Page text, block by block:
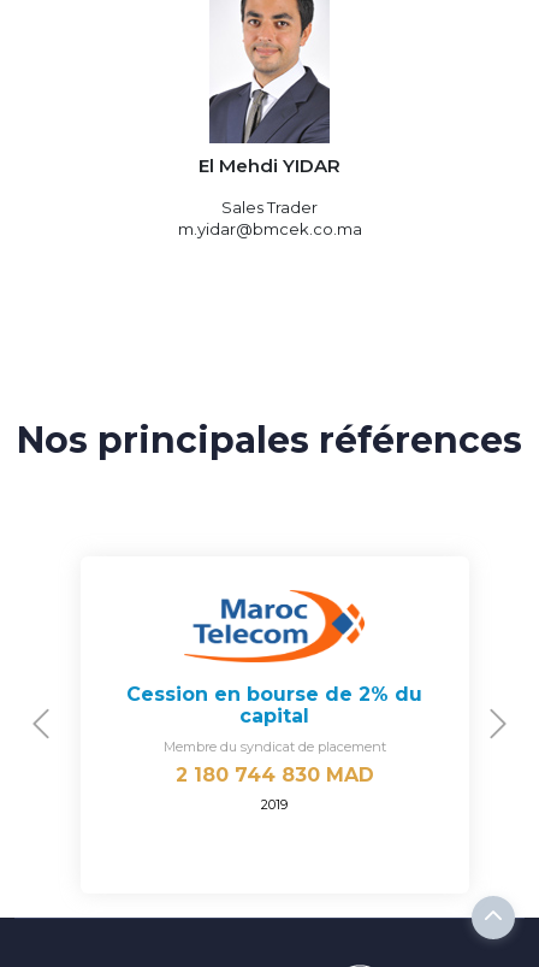
El Mehdi YIDAR
Sales Trader
m.yidar@bmcek.co.ma
Nos principales références
Cession en bourse de 2% du
capital
Membre du syndicat de placement
2 180 744 830 MAD
2019
Previous